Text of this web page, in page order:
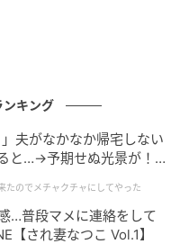
ェンド・
待感、「盛り上がり
ある 」といった意見
集めました。
ンキング
夫がなかなか帰宅しない
と…→予期せぬ光景が！
たのでメチャクチャにしてやった
…普段マメに連絡をして
【され妻なつこ Vol.1】